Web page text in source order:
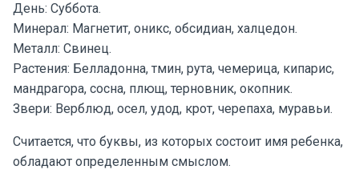
День: Суббота.
Минерал: Магнетит, оникс, обсидиан, халцедон.
Металл: Свинец.
Растения: Белладонна, тмин, рута, чемерица, кипарис,
мандрагора, сосна, плющ, терновник, окопник.
Звери: Верблюд, осел, удод, крот, черепаха, муравьи.
Считается, что буквы, из которых состоит имя ребенка,
обладают определенным смыслом.